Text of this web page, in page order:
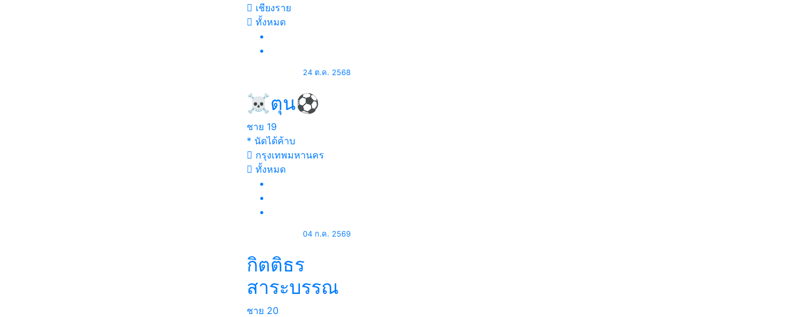
เชียงราย
ทั้งหมด
24 ต.ค. 2568
☠️ตุน⚽
ชาย 19
* นัดได้ค้าบ
กรุงเทพมหานคร
ทั้งหมด
04 ก.ค. 2569
กิตติธร
สาระบรรณ
ชาย 20